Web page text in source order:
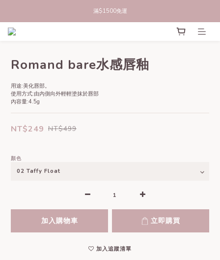
立即註冊官網會員，領50元商品折價券
立即註冊官網會員，領50元商品折價券
Romand bare水感唇釉
用途:美化唇部。
使用方式:由內側向外輕輕塗抹於唇部
內容量:4.5g
NT$249 NT$499
顏色
加入購物車 立即購買
加入追蹤清單